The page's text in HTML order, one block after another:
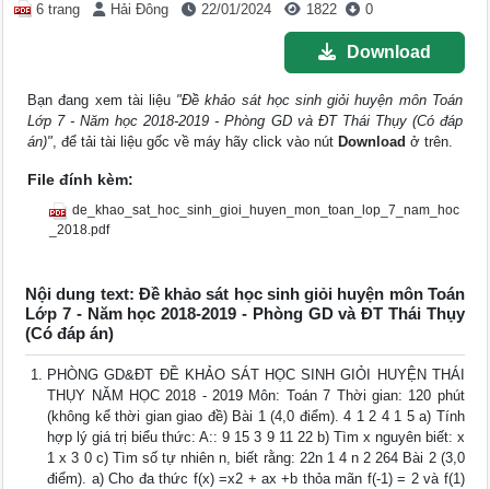
6 trang Hải Đông 22/01/2024 1822 0
Download
Bạn đang xem tài liệu "Đề khảo sát học sinh giỏi huyện môn Toán
Lớp 7 - Năm học 2018-2019 - Phòng GD và ĐT Thái Thụy (Có đáp
án)", để tải tài liệu gốc về máy hãy click vào nút Download ở trên.
File đính kèm:
de_khao_sat_hoc_sinh_gioi_huyen_mon_toan_lop_7_nam_hoc
_2018.pdf
Nội dung text: Đề khảo sát học sinh giỏi huyện môn Toán
Lớp 7 - Năm học 2018-2019 - Phòng GD và ĐT Thái Thụy
(Có đáp án)
PHÒNG GD&ĐT ĐỀ KHẢO SÁT HỌC SINH GIỎI HUYỆN THÁI
THỤY NĂM HỌC 2018 - 2019 Môn: Toán 7 Thời gian: 120 phút
(không kể thời gian giao đề) Bài 1 (4,0 điểm). 4 1 2 4 1 5 a) Tính
hợp lý giá trị biểu thức: A:: 9 15 3 9 11 22 b) Tìm x nguyên biết: x
1 x 3 0 c) Tìm số tự nhiên n, biết rằng: 22n 1 4 n 2 264 Bài 2 (3,0
điểm). a) Cho đa thức f(x) =x2 + ax +b thỏa mãn f(-1) = 2 và f(1)